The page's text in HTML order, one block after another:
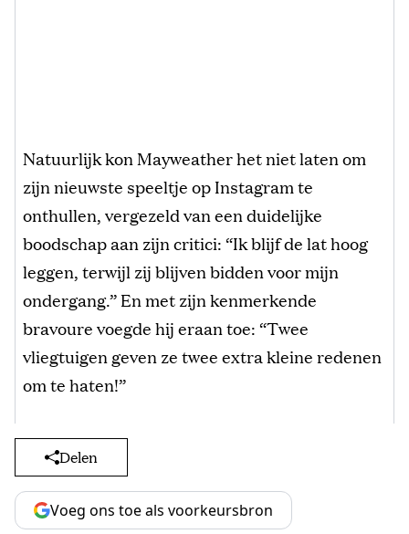
Natuurlijk kon Mayweather het niet laten om
zijn nieuwste speeltje op Instagram te
onthullen, vergezeld van een duidelijke
boodschap aan zijn critici: “Ik blijf de lat hoog
leggen, terwijl zij blijven bidden voor mijn
ondergang.” En met zijn kenmerkende
bravoure voegde hij eraan toe: “Twee
vliegtuigen geven ze twee extra kleine redenen
om te haten!”
Delen
Voeg ons toe als voorkeursbron